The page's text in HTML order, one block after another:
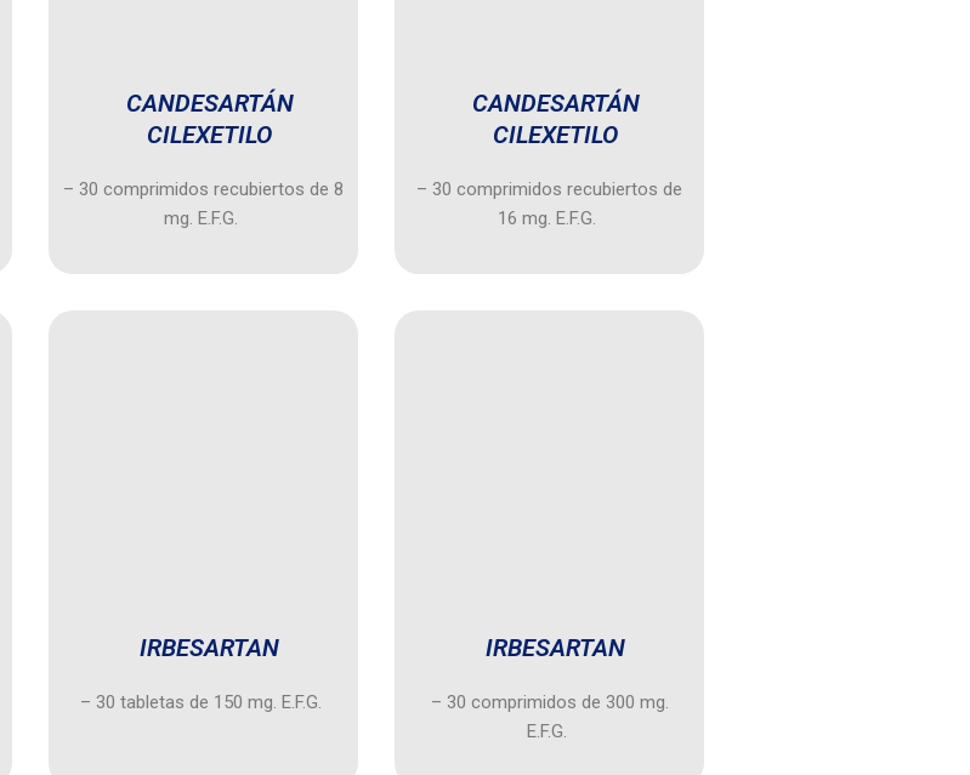
CANDESARTÁN
CILEXETILO
– 30 comprimidos recubiertos de 8
mg. E.F.G.
CANDESARTÁN
CILEXETILO
– 30 comprimidos recubiertos de
16 mg. E.F.G.
IRBESARTAN
– 30 tabletas de 150 mg. E.F.G.
IRBESARTAN
– 30 comprimidos de 300 mg.
E.F.G.